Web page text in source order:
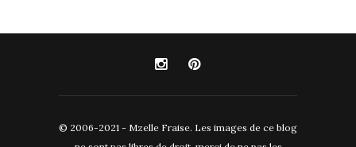
© 2006-2021 - Mzelle Fraise. Les images de ce blog